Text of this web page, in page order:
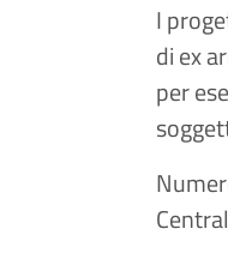
I
di ex
per